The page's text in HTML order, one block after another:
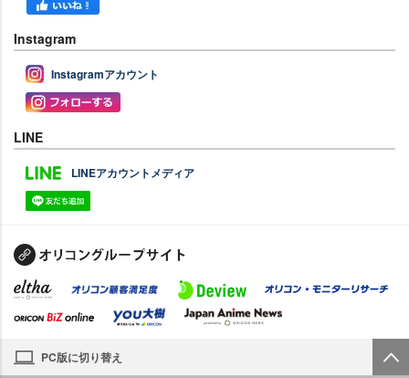
Instagram
Instagramアカウント
LINE
LINEアカウントメディア
PC版に切り替え